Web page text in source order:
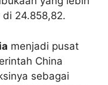
24.858,82.
menjadi pusat
China
sebagai